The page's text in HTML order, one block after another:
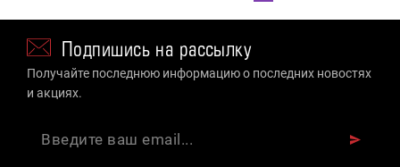
Подпишись на рассылку
Получайте последнюю информацию о последних новостях
и акциях.